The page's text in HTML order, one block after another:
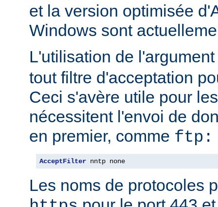
et la version optimisée
Windows sont
L'utilisation de
tout filtre d'acceptation
Ceci s'avère utile pour
nécessitent l'envoi de
en premier, comme ftp:
AcceptFilter nntp none
Les noms de protocoles